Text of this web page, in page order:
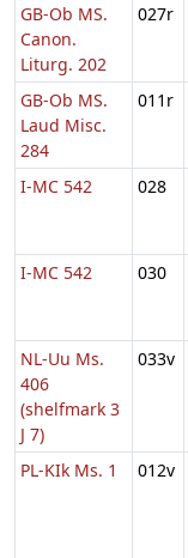
GB-Ob MS.
Canon.
Liturg. 202
027r
GB-Ob MS.
Laud Misc.
284
011r
I-MC 542 028
I-MC 542 030
NL-Uu Ms.
406
(shelfmark 3
J 7)
033v
PL-KIk Ms. 1 012v